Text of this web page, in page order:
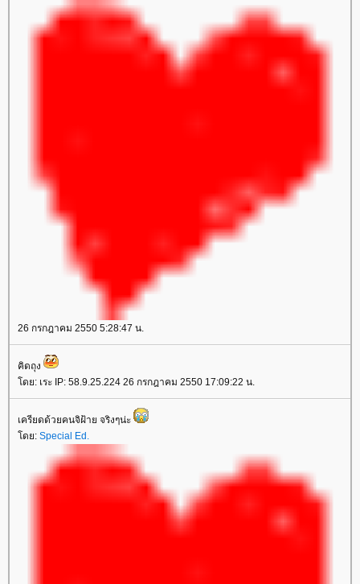
26 กรกฎาคม 2550 5:28:47 น.
คิดถุง
ดย: เระ IP: 58.9.25.224 26 กรกฎาคม 2550 17:09:22 น.
เครียดด้วยคนจิฝ้าย จริงๆน่ะ
ดย: Special Ed.